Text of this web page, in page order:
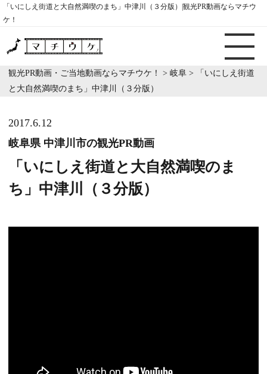
「いにしえ街道と大自然満喫のまち」中津川（３分版）|観光PR動画ならマチウ
ケ！
観光PR動画・ご当地動画ならマチウケ！ > 岐阜 >
「いにしえ街道
と大自然満喫のまち」中津川（３分版）
2017.6.12
岐阜県 中津川市の観光PR動画
「いにしえ街道と大自然満喫のま
ち」中津川（３分版）